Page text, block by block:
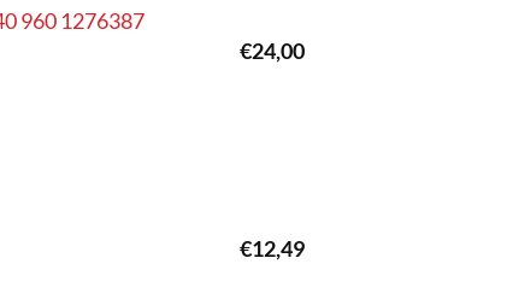
960 1276387
€24,00
€12,49